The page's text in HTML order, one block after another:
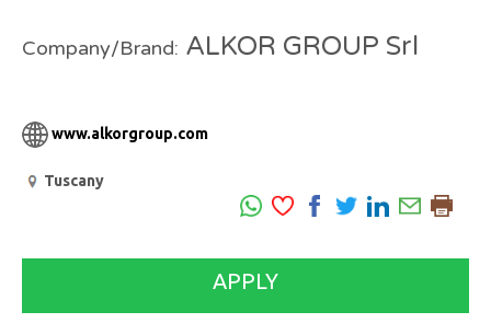
Company/Brand: ALKOR GROUP Srl
www.alkorgroup.com
Tuscany
APPLY